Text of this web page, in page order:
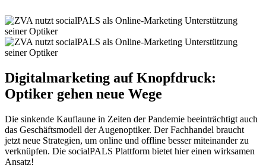
Digitalmarketing auf Knopfdruck:
Optiker gehen neue Wege
Die sinkende Kauflaune in Zeiten der Pandemie beeinträchtigt auch
das Geschäftsmodell der Augenoptiker. Der Fachhandel braucht
jetzt neue Strategien, um online und offline besser miteinander zu
verknüpfen. Die socialPALS Plattform bietet hier einen wirksamen
Ansatz!